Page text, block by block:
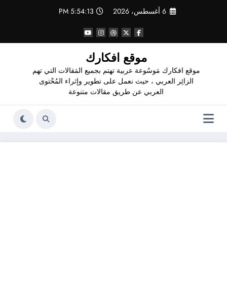
6 أغسطس، 2026 5:54:14 PM
موقع افكارك
موقع افكارك مَوسُوعة عربية تهتم بجميع المَقالات التي تهم
الزائِر العربي ، حيث نعمل على تطوير وإثراء المُحْتوى
العربي عن طريق مقالات متنوعة